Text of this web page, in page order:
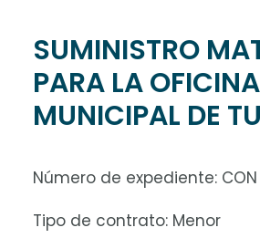
Español
SUMINISTRO
PARA LA OFICINA
MUNICIPAL DE
Número de expediente:
Tipo de contrato: Menor